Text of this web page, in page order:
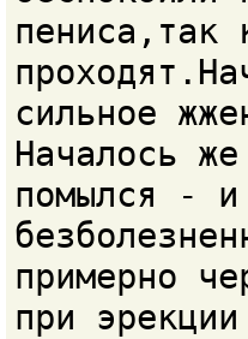
пениса,так
сильное
Началось
помылся - и
примерно
при